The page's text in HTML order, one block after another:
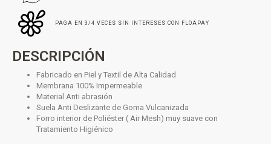
PAGA EN 3/4 VECES SIN INTERESES CON FLOAPAY
DESCRIPCIÓN
Fabricado en Piel y Textil de Alta Calidad
Membrana 100% Impermeable
Material Anti abrasión
Suela Anti Deslizante de Goma Vulcanizada
Forro interior de Poliéster ( Air Mesh) muy suave con
Tratamiento Higiénico